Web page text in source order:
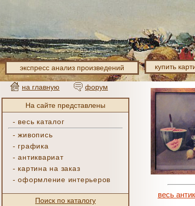
экспресс анализ произведений купить
на главную форум
На сайте представлены
- весь каталог
-живопись
- графика
-антиквариат
- картина на заказ
-оформление интерьеров
Поиск по каталогу
весь